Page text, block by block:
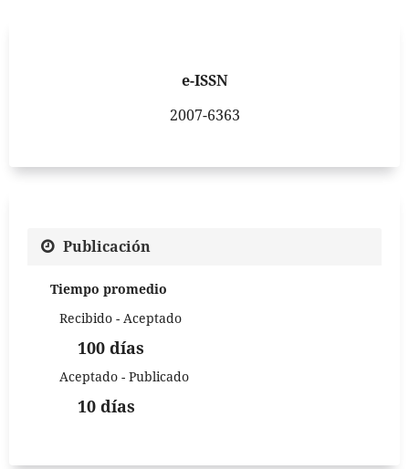
e-ISSN
2007-6363
Publicación
Tiempo promedio
Recibido - Aceptado
100 días
Aceptado - Publicado
10 días